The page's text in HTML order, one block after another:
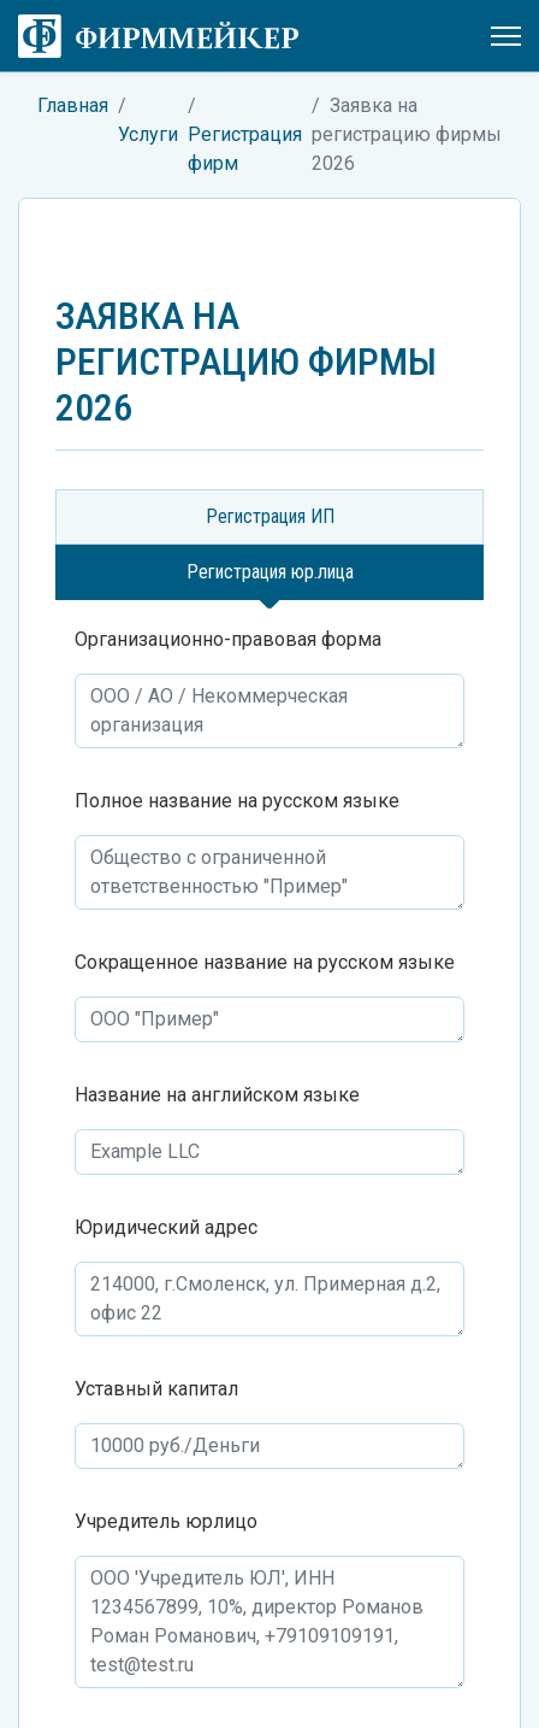
Главная
Услуги Регистрация
фирм
Заявка на
регистрацию фирмы
2026
ЗАЯВКА НА
РЕГИСТРАЦИЮ ФИРМЫ
2026
Регистрация юр.лица
Регистрация ИП
Организационно-правовая форма
Полное название на русском языке
Сокращенное название на русском языке
Название на английском языке
Юридический адрес
Уставный капитал
Учредитель юрлицо